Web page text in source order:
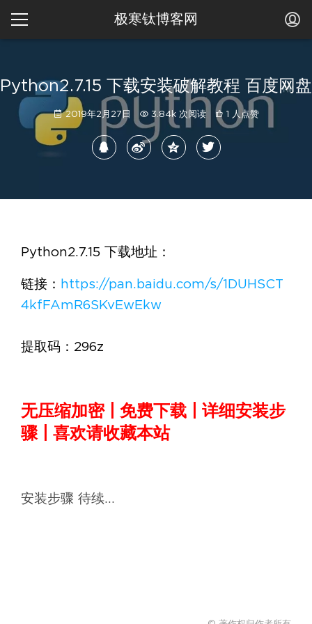
极寒钛博客网
Python2.7.15 下载安装破解教程 百度网盘
2019年2月27日 3.84k 次阅读 1 人点赞
Python2.7.15 下载地址：
链接： https://pan.baidu.com/s/1DUHSCT
4kfFAmR6SKvEwEkw
提取码：296z
无压缩加密 | 免费下载 | 详细安装步
骤 | 喜欢请收藏本站
安装步骤 待续…